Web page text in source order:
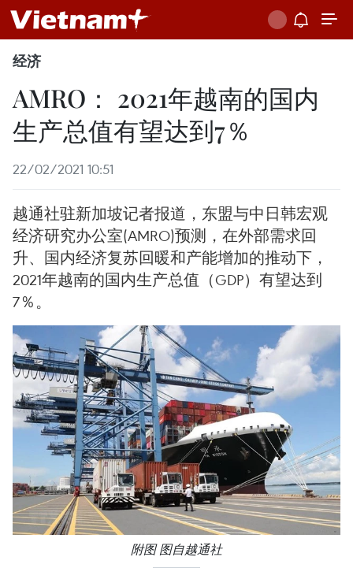
经济
AMRO： 2021年越南的国内
生产总值有望达到7％
22/02/2021 10:51
越通社驻新加坡记者报道，东盟与中日韩宏观
经济研究办公室(AMRO)预测，在外部需求回
升、国内经济复苏回暖和产能增加的推动下，
2021年越南的国内生产总值（GDP）有望达到
7％。
附图 图自越通社